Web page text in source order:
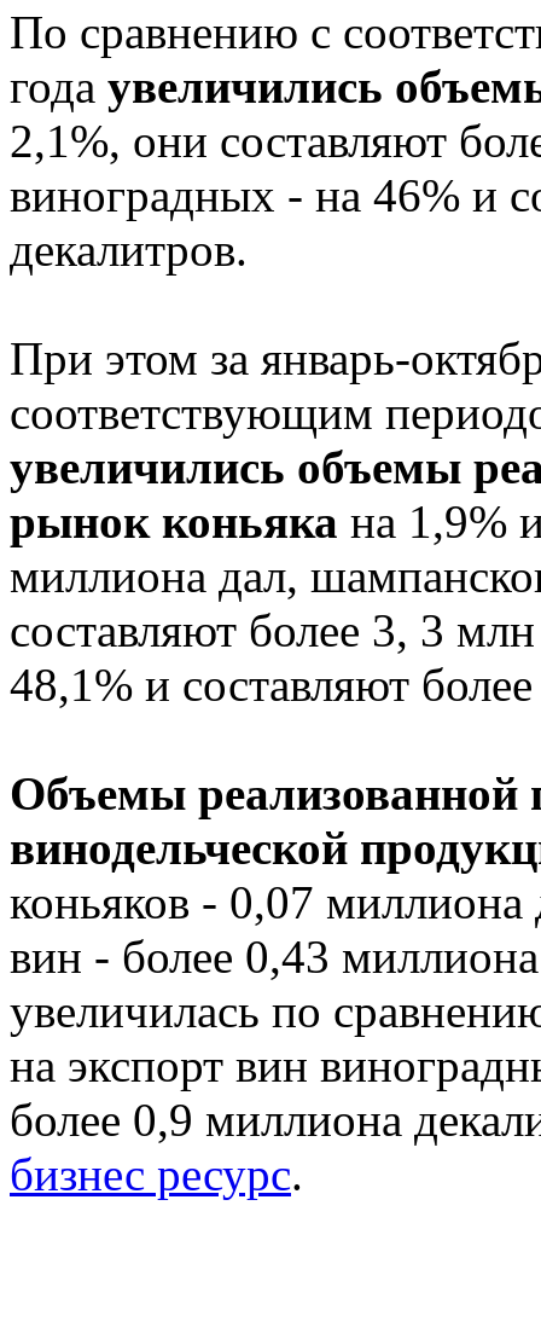
По сравнению с
года увеличились
2,1%, они составляют
виноградных - на 46% и
декалитров.
При этом за январь-
соответствующим
увеличились объемы
рынок коньяка на 1,9%
миллиона дал,
составляют более 3, 3
48,1% и составляют
Объемы реализованной
винодельческой
коньяков - 0,07
вин - более 0,43
увеличилась по
на экспорт вин
более 0,9 миллиона
бизнес ресурс.